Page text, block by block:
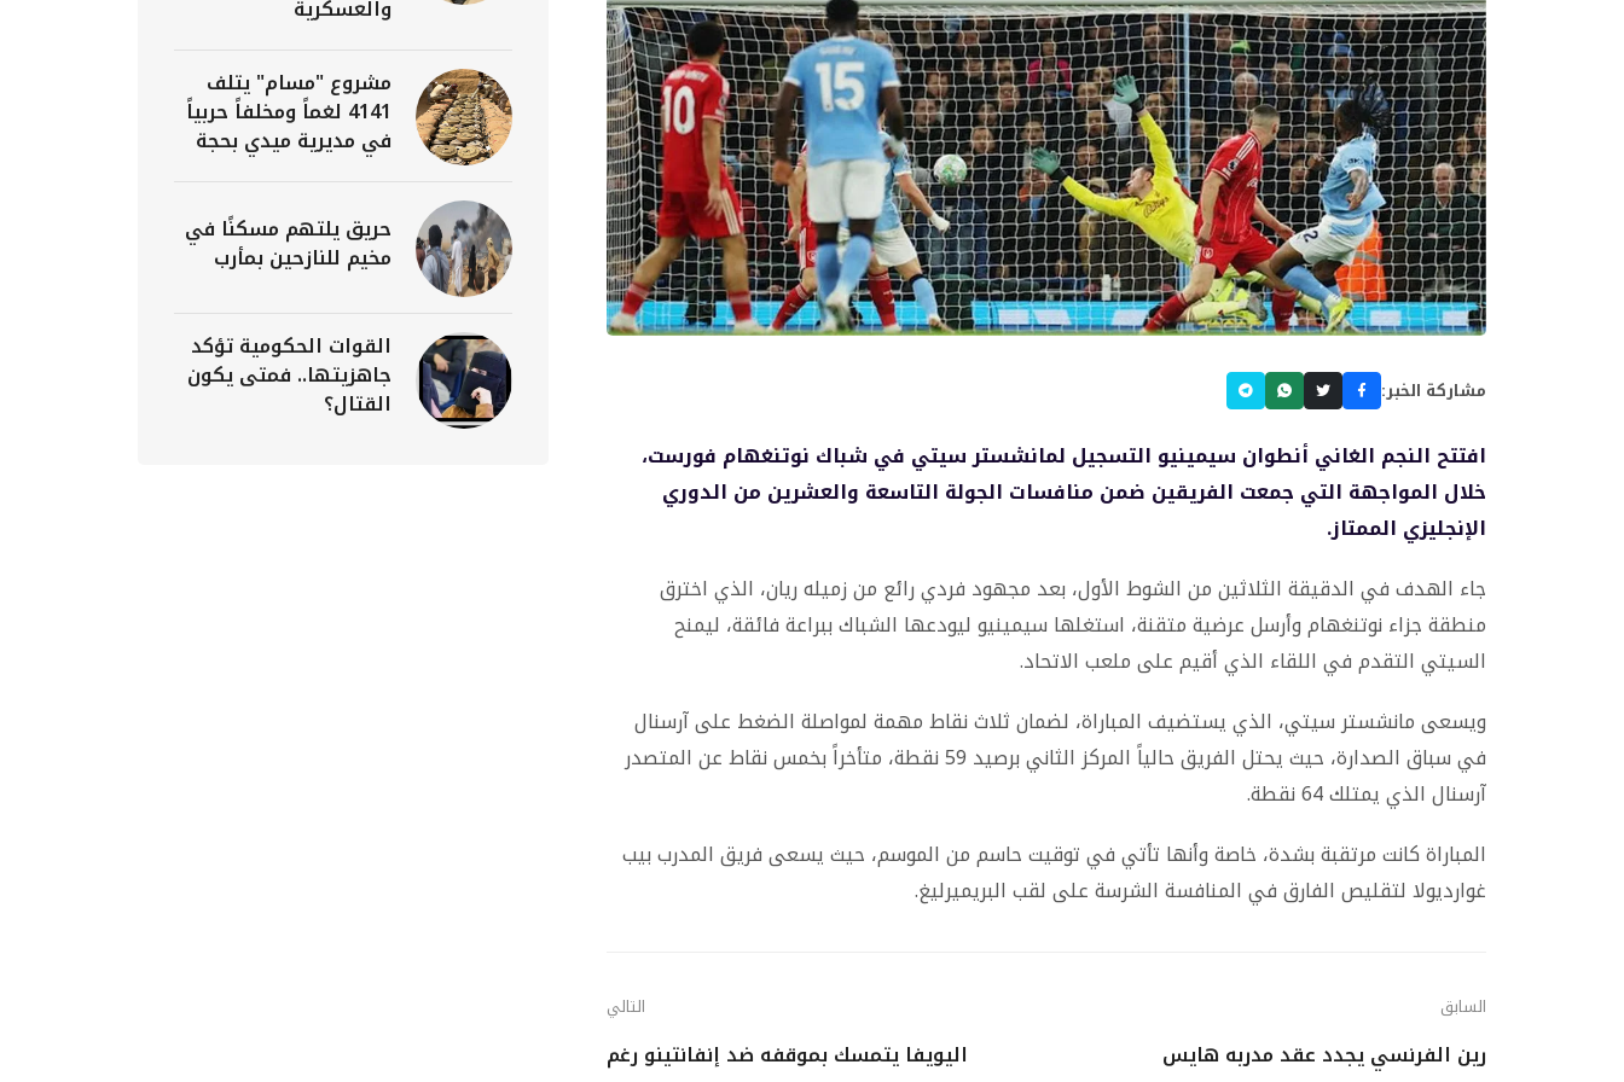
مشاركة الخبر:
افتتح النجم الغاني أنطوان سيمينيو التسجيل لمانشستر سيتي في شباك نوتنغهام فورست،
خلال المواجهة التي جمعت الفريقين ضمن منافسات الجولة التاسعة والعشرين من الدوري
الإنجليزي الممتاز.
جاء الهدف في الدقيقة الثلاثين من الشوط الأول، بعد مجهود فردي رائع من زميله ريان، الذي اخترق
منطقة جزاء نوتنغهام وأرسل عرضية متقنة، استغلها سيمينيو ليودعها الشباك ببراعة فائقة، ليمنح
السيتي التقدم في اللقاء الذي أقيم على ملعب الاتحاد.
ويسعى مانشستر سيتي، الذي يستضيف المباراة، لضمان ثلاث نقاط مهمة لمواصلة الضغط على آرسنال
في سباق الصدارة، حيث يحتل الفريق حالياً المركز الثاني برصيد 59 نقطة، متأخراً بخمس نقاط عن المتصدر
آرسنال الذي يمتلك 64 نقطة.
المباراة كانت مرتقبة بشدة، خاصة وأنها تأتي في توقيت حاسم من الموسم، حيث يسعى فريق المدرب بيب
غوارديولا لتقليص الفارق في المنافسة الشرسة على لقب البريميرليغ.
السابق
رين الفرنسي يجدد عقد مدربه هايس
التالي
اليويفا يتمسك بموقفه ضد إنفانتينو رغم
والعسكرية
مشروع "مسام" يتلف
4141 لغماً ومخلفاً حربياً
في مديرية ميدي بحجة
حريق يلتهم مسكنًا في
مخيم للنازحين بمأرب
القوات الحكومية تؤكد
جاهزيتها.. فمتى يكون
القتال؟